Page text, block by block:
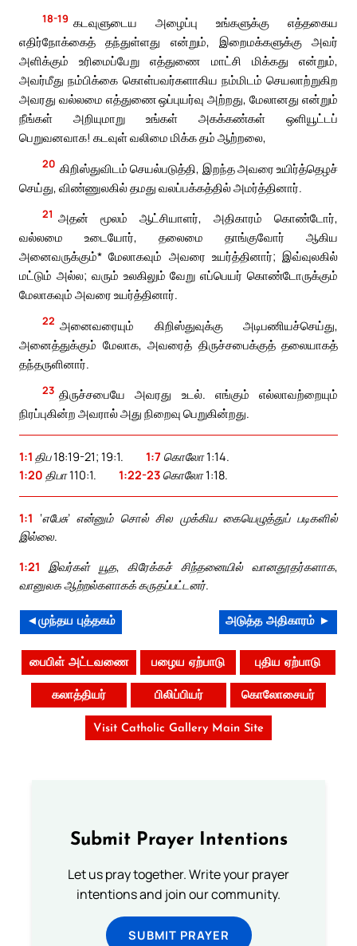
18-19 கடவுளுடைய அழைப்பு உங்களுக்கு எத்தகைய
எதிர்நோக்கைத் தந்துள்ளது என்றும், இறைமக்களுக்கு அவர்
அளிக்கும் உரிமைப்பேறு எத்துணை மாட்சி மிக்கது என்றும்,
அவர்மீது நம்பிக்கை கொள்பவர்களாகிய நம்மிடம் செயலாற்றுகிற
அவரது வல்லமை எத்துணை ஒப்புயர்வு அற்றது, மேலானது என்றும்
நீங்கள் அறியுமாறு உங்கள் அகக்கண்கள் ஒளியூட்டப்
பெறுவனவாக! கடவுள் வலிமை மிக்க தம் ஆற்றலை,
20 கிறிஸ்துவிடம் செயல்படுத்தி, இறந்த அவரை உயிர்த்தெழச்
செய்து, விண்ணுலகில் தமது வலப்பக்கத்தில் அமர்த்தினார்.
21 அதன் மூலம் ஆட்சியாளர், அதிகாரம் கொண்டோர்,
வல்லமை உடையோர், தலைமை தாங்குவோர் ஆகிய
அனைவருக்கும்* மேலாகவும் அவரை உயர்த்தினார்; இவ்வுலகில்
மட்டும் அல்ல; வரும் உலகிலும் வேறு எப்பெயர் கொண்டோருக்கும்
மேலாகவும் அவரை உயர்த்தினார்.
22 அனைவரையும் கிறிஸ்துவுக்கு அடிபணியச்செய்து,
அனைத்துக்கும் மேலாக, அவரைத் திருச்சபைக்குத் தலையாகத்
தந்தருளினார்.
23 திருச்சபையே அவரது உடல். எங்கும் எல்லாவற்றையும்
நிரப்புகின்ற அவரால் அது நிறைவு பெறுகின்றது.
1:1 திப 18:19-21; 19:1. 1:7 கொலோ 1:14.
1:20 திபா 110:1. 1:22-23 கொலோ 1:18.
1:1 ‘எபேசு’ என்னும் சொல் சில முக்கிய கையெழுத்துப் படிகளில்
இல்லை.
1:21 இவர்கள் யூத, கிரேக்கச் சிந்தனையில் வானதூதர்களாக,
வானுலக ஆற்றல்களாகக் கருதப்பட்டனர்.
◄முந்தய புத்தகம் அடுத்த அதிகாரம் ►
பைபிள் அட்டவணை பழைய ஏற்பாடு புதிய ஏற்பாடு
கலாத்தியர் பிலிப்பியர் கொலோசையர்
Visit Catholic Gallery Main Site
Submit Prayer Intentions
Let us pray together. Write your prayer
intentions and join our community.
SUBMIT PRAYER